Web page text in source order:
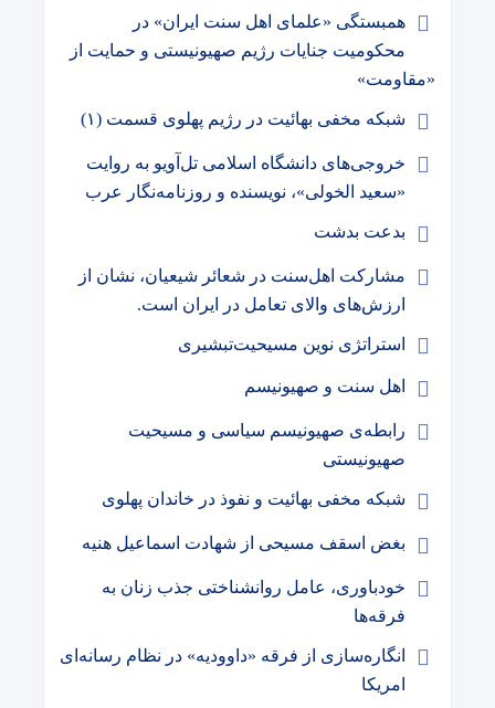
همبستگی «علمای اهل سنت ایران» در
محکومیت جنایات رژیم صهیونیستی و حمایت از
«مقاومت»
شبکه مخفی بهائیت در رژیم پهلوی قسمت (۱)
خروجی‌های دانشگاه اسلامی تل‌آویو به روایت
«سعید الخولی»، نویسنده و روزنامه‌نگار عرب
بدعت بدشت
مشارکت اهل‌سنت در شعائر شیعیان، نشان از
ارز‌‌ش‌های والای تعامل در ایران است.
استراتژی‌ نوین مسیحیت‌تبشیری
اهل سنت و صهیونیسم
رابطه‌ی صهیونیسم سیاسی و مسیحیت
صهیونیستی
شبکه مخفی بهائیت و نفوذ در خاندان پهلوی
بغض اسقف مسیحی از شهادت اسماعیل هنیه
خودباوری، عامل روانشناختی جذب زنان به
فرقه‌ها
انگاره‌سازی از فرقه «داوودیه» در نظام رسانه‌ای
امریکا